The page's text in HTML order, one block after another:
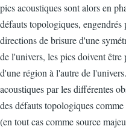
pics acoustiques sont alors en
défauts topologiques, engendrés
directions de brisure d'une
de l'univers, les pics doivent être
d'une région à l'autre de
acoustiques par les différentes
des défauts topologiques
(en tout cas comme source